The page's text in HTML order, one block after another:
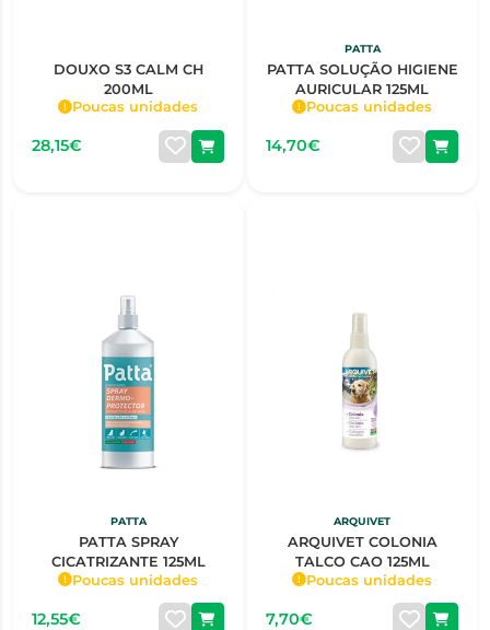
DOUXO S3 CALM CH
200ML
Poucas unidades
28,15€
PATTA
PATTA SOLUÇÃO HIGIENE
AURICULAR 125ML
Poucas unidades
14,70€
PATTA
PATTA SPRAY
CICATRIZANTE 125ML
Poucas unidades
12,55€
ARQUIVET
ARQUIVET COLONIA
TALCO CAO 125ML
Poucas unidades
7,70€